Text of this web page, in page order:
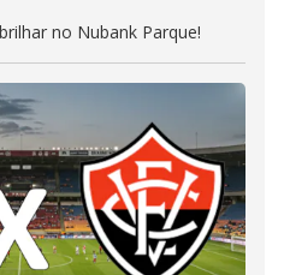
no Nubank Parque!